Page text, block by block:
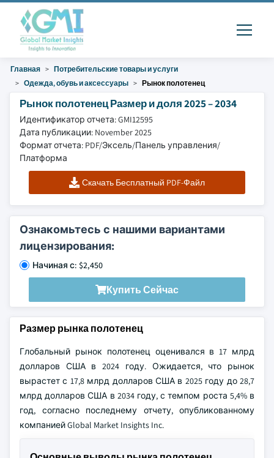
Главная
Потребительские товары и услуги
Одежда, обувь и аксессуары
Рынок полотенец
Рынок полотенец Размер и доля 2025 – 2034
Идентификатор отчета: GMI12595
Дата публикации: November 2025
Формат отчета: PDF/Эксель/Панель управления/
Платформа
Скачать Бесплатный PDF-Файл
Ознакомьтесь с нашими вариантами
лицензирования:
Начиная с: $2,450
Купить Сейчас
Размер рынка полотенец
Глобальный рынок полотенец оценивался в 17 млрд
долларов США в 2024 году. Ожидается, что рынок
вырастет с 17,8 млрд долларов США в 2025 году до 28,7
млрд долларов США в 2034 году, с темпом роста 5,4% в
год, согласно последнему отчету, опубликованному
компанией Global Market Insights Inc.